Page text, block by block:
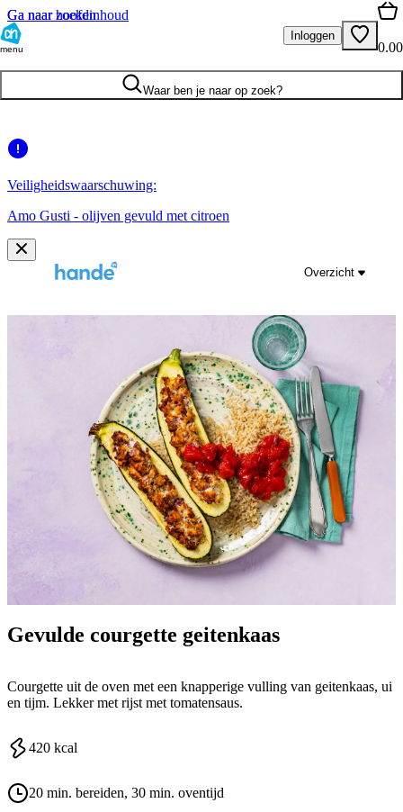
Ga naar hoofdinhoud
Ga naar zoeken
menu
Inloggen
0.00
Waar ben je naar op zoek?
Veiligheidswaarschuwing:
Amo Gusti - olijven gevuld met citroen
Overzicht
Gevulde courgette geitenkaas
Courgette uit de oven met een knapperige vulling van geitenkaas, ui
en tijm. Lekker met rijst met tomatensaus.
420 kcal
20 min. bereiden, 30 min. oventijd